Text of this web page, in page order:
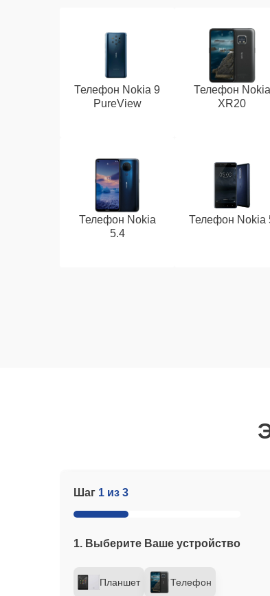
Телефон Nokia 9
PureView
Телефон Nokia
XR20
Телефон Nokia
5.4
Телефон Nokia
Шаг 1 из 3
1. Выберите Ваше устройство
Планшет Телефон